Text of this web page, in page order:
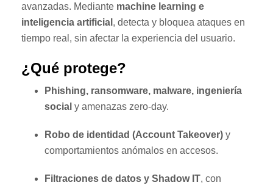
avanzadas. Mediante machine learning e
inteligencia artificial , detecta y bloquea ataques en
tiempo real, sin afectar la experiencia del usuario.
¿Qué protege?
Phishing, ransomware, malware, ingeniería
social y amenazas zero-day.
Robo de identidad (Account Takeover)y
comportamientos anómalos en accesos.
Filtraciones de datos y Shadow IT, con